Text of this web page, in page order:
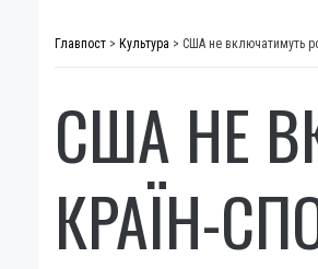
Главпост > Культура > США не включатимуть
США НЕ
КРАЇН-